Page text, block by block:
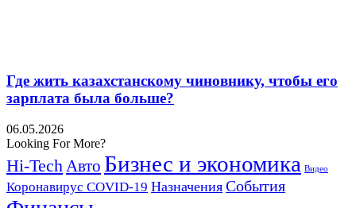
Где жить казахстанскому чиновнику, чтобы его
зарплата была больше?
06.05.2026
Looking For More?
Hi-Tech Авто Бизнес и экономика Видео
Коронавирус COVID-19 Назначения События